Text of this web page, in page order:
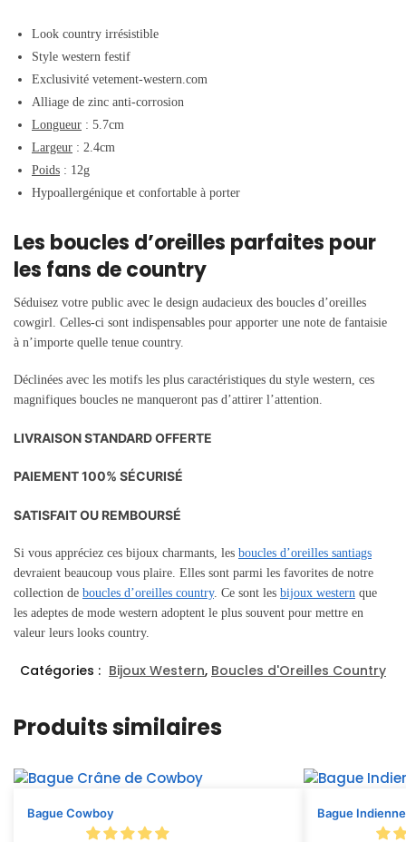
Look country irrésistible
Style western festif
Exclusivité vetement-western.com
Alliage de zinc anti-corrosion
Longueur : 5.7cm
Largeur : 2.4cm
Poids : 12g
Hypoallergénique et confortable à porter
Les boucles d’oreilles parfaites pour
les fans de country
Séduisez votre public avec le design audacieux des boucles d’oreilles
cowgirl. Celles-ci sont indispensables pour apporter une note de fantaisie
à n’importe quelle tenue country.
Déclinées avec les motifs les plus caractéristiques du style western, ces
magnifiques boucles ne manqueront pas d’attirer l’attention.
LIVRAISON STANDARD OFFERTE
PAIEMENT 100% SÉCURISÉ
SATISFAIT OU REMBOURSÉ
Si vous appréciez ces bijoux charmants, les boucles d’oreilles santiags
devraient beaucoup vous plaire. Elles sont parmi les favorites de notre
collection de boucles d’oreilles country. Ce sont les bijoux western que
les adeptes de mode western adoptent le plus souvent pour mettre en
valeur leurs looks country.
Catégories : Bijoux Western, Boucles d'Oreilles Country
Produits similaires
Bague Cowboy Bague